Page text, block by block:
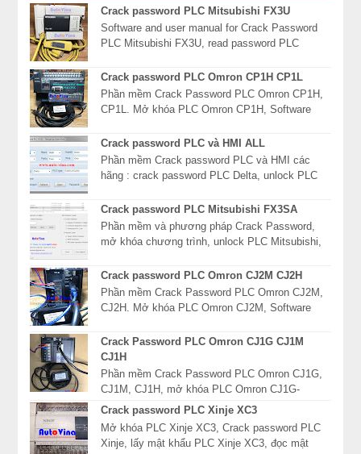
Crack password PLC Mitsubishi FX3U
Software and user manual for Crack Password
PLC Mitsubishi FX3U, read password PLC
khẩu PLC Mits...
Crack password PLC Omron CP1H CP1L
Phần mềm Crack Password PLC Omron CP1H,
CP1L. Mở khóa PLC Omron CP1H, Software
khẩu PLC Omron CP1*...
Crack password PLC và HMI ALL
Phần mềm Crack password PLC và HMI các
hãng : crack password PLC Delta, unlock PLC
mật khẩu P...
Crack password PLC Mitsubishi FX3SA
Phần mềm và phương pháp Crack Password,
mở khóa chương trình, unlock PLC Mitsubishi,
FX3SA, FX3...
Crack password PLC Omron CJ2M CJ2H
Phần mềm Crack Password PLC Omron CJ2M,
CJ2H. Mở khóa PLC Omron CJ2M, Software
khẩu PLC Omron CJ2 ...
Crack Password PLC Omron CJ1G CJ1M
CJ1H
Phần mềm Crack Password PLC Omron CJ1G,
CJ1M, CJ1H, mở khóa PLC Omron CJ1G-
CPU42P, Software Read password PLC Omron
CJ1G-CPU43P, giải mã mật...
Crack password PLC Xinje XC3
Mở khóa PLC Xinje XC3, Crack password PLC
Xinje, lấy mật khẩu PLC Xinje XC3, đọc mật